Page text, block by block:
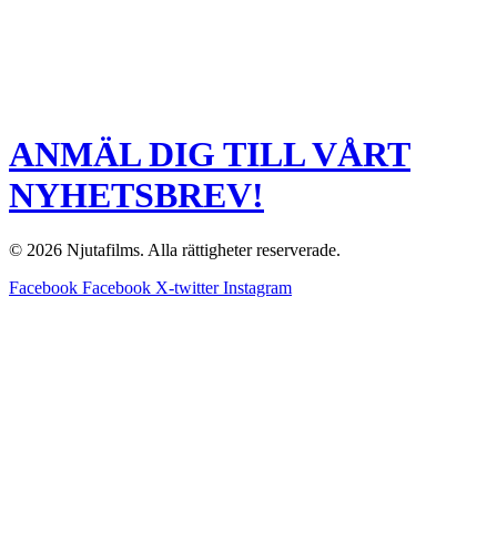
ANMÄL DIG TILL VÅRT
NYHETSBREV!
© 2026 Njutafilms. Alla rättigheter reserverade.
Facebook Facebook X-twitter Instagram